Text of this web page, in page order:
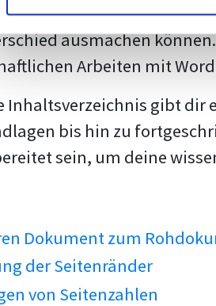
mehr für dich
ausmachen
Arbeiten mit
Inhaltsverzeichnis gibt
bis hin zu
sein, um deine
Dokument zum
der Seitenränder
von Seitenzahlen